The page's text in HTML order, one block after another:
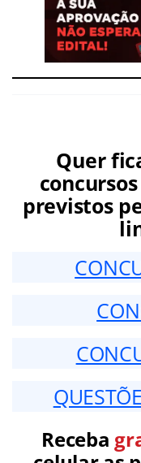
Quer
previstos
Receba